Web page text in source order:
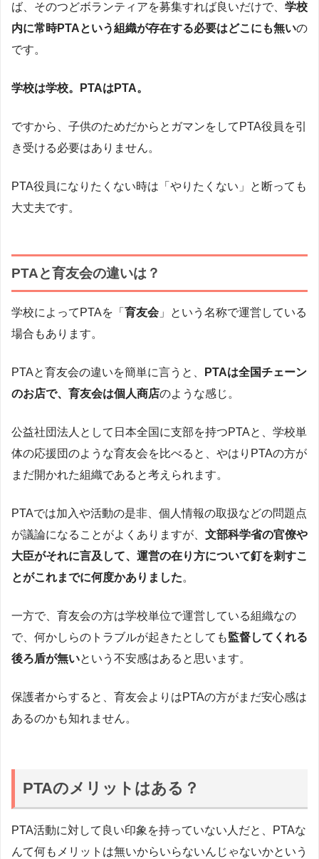
ば、そのつどボランティアを募集すれば良いだけで、 学校
内に常時PTAという組織が存在する必要はどこにも無いの
です。
学校は学校。PTAはPTA。
ですから、子供のためだからとガマンをしてPTA役員を引
き受ける必要はありません。
PTA役員になりたくない時は「やりたくない」と断っても
大丈夫です。
PTAと育友会の違いは？
学校によってPTAを「 育友会 」という名称で運営している
場合もあります。
PTAと育友会の違いを簡単に言うと、
PTAは全国チェーン
のお店で、育友会は個人商店のような感じ。
公益社団法人として日本全国に支部を持つPTAと、学校単
体の応援団のような育友会を比べると、やはりPTAの方が
まだ開かれた組織であると考えられます。
PTAでは加入や活動の是非、個人情報の取扱などの問題点
が議論になることがよくありますが、 文部科学省の官僚や
大臣がそれに言及して、運営の在り方について釘を刺すこ
とがこれまでに何度かありました。
一方で、育友会の方は学校単位で運営している組織なの
で、何かしらのトラブルが起きたとしても監督してくれる
後ろ盾が無いという不安感はあると思います。
保護者からすると、育友会よりはPTAの方がまだ安心感は
あるのかも知れません。
PTAのメリットはある？
PTA活動に対して良い印象を持っていない人だと、PTAな
んて何もメリットは無いからいらないんじゃないかという